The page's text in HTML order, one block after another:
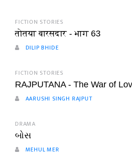
FICTION STORIES
तोतया वारसदार - भाग 63
DILIP BHIDE
FICTION STORIES
RAJPUTANA - The War of
AARUSHI SINGH RAJPUT
DRAMA
બોસ
MEHUL MER